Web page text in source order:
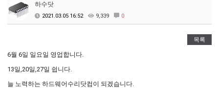
하수닷
2021.03.05 16:52 9,339 0
목록
6월 6일 일요일 영업합니다.
13일,20일,27일 쉽니다.
늘 노력하는 하드웨어수리닷컴이 되겠습니다.